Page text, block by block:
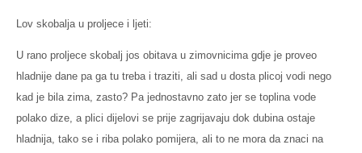
Lov skobalja u proljece i ljeti:
U rano proljece skobalj jos obitava u zimovnicimagdje je proveo
hladnije dane pa ga tu treba i traziti, ali sad u dosta plicoj vodi nego
kad je bila zima, zasto? Pa jednostavno zato jer se toplina vode
polako dize, a plici dijelovi se prije zagrijavaju dok dubina ostaje
hladnija, tako se i riba polako pomijera, ali to ne mora da znaci na